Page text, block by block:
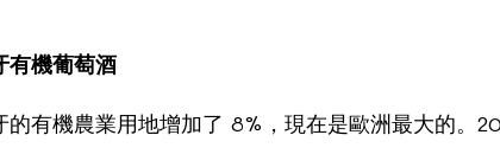
有機葡萄酒
的有機農業用地增加了 8%，現在是歐洲最大的。